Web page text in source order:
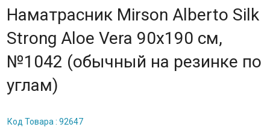
Наматрасник Mirson Alberto Silk
Strong Aloe Vera 90x190 см,
№1042 (обычный на резинке по
углам)
Код Товара : 92647